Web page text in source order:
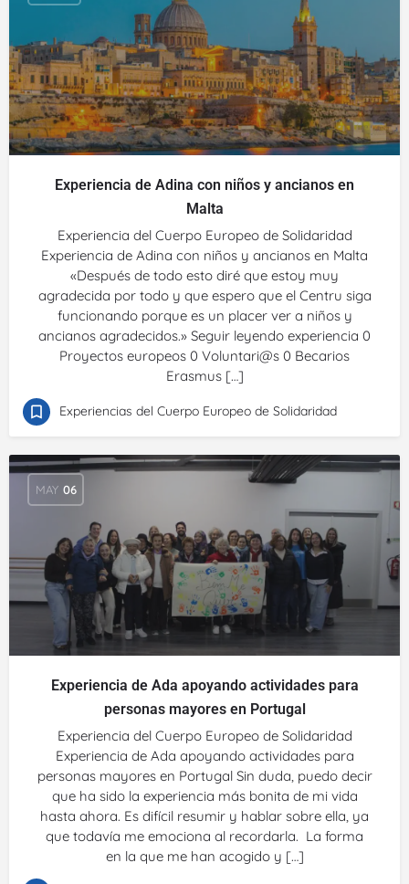
Experiencia de Adina con niños y ancianos en
Malta
Experiencia del Cuerpo Europeo de Solidaridad
Experiencia de Adina con niños y ancianos en Malta
«Después de todo esto diré que estoy muy
agradecida por todo y que espero que el Centru siga
funcionando porque es un placer ver a niños y
ancianos agradecidos.» Seguir leyendo experiencia 0
Proyectos europeos 0 Voluntari@s 0 Becarios
Erasmus […]
Experiencias del Cuerpo Europeo de Solidaridad
MAY 06
Experiencia de Ada apoyando actividades para
personas mayores en Portugal
Experiencia del Cuerpo Europeo de Solidaridad
Experiencia de Ada apoyando actividades para
personas mayores en Portugal Sin duda, puedo decir
que ha sido la experiencia más bonita de mi vida
hasta ahora. Es difícil resumir y hablar sobre ella, ya
que todavía me emociona al recordarla. La forma
en la que me han acogido y […]